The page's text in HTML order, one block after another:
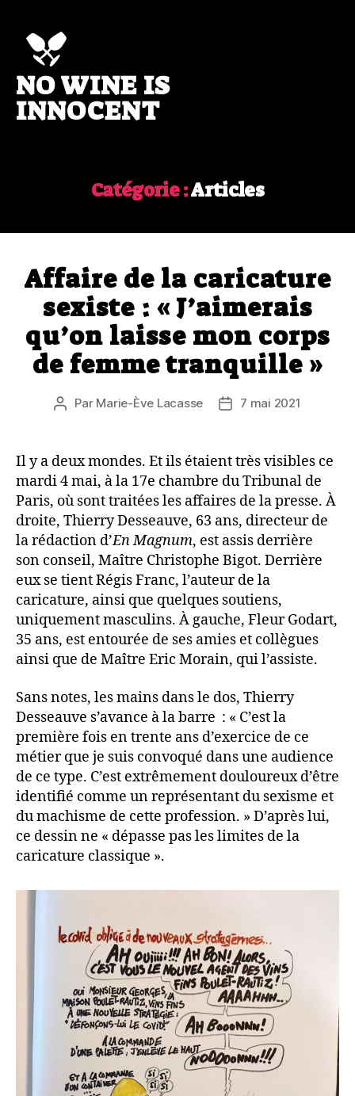
No
wine
is
NO WINE IS
INNOCENT
Catégorie :Articles
Affaire de la caricature
sexiste : « J’aimerais
qu’on laisse mon corps
de femme tranquille »
Auteur
Par Marie-Ève Lacasse
Date7 mai 2021
Il y a deux mondes. Et ils étaient très visibles ce
mardi 4 mai, à la 17e chambre du Tribunal de
Paris, où sont traitées les affaires de la presse. À
droite, Thierry Desseauve, 63 ans, directeur de
la rédaction d’En Magnum, est assis derrière
son conseil, Maître Christophe Bigot. Derrière
eux se tient Régis Franc, l’auteur de la
caricature, ainsi que quelques soutiens,
uniquement masculins. À gauche, Fleur Godart,
35 ans, est entourée de ses amies et collègues
ainsi que de Maître Eric Morain, qui l’assiste.
Sans notes, les mains dans le dos, Thierry
Desseauve s’avance à la barre : « C’est la
première fois en trente ans d’exercice de ce
métier que je suis convoqué dans une audience
de ce type. C’est extrêmement douloureux d’être
identifié comme un représentant du sexisme et
du machisme de cette profession. » D’après lui,
ce dessin ne « dépasse pas les limites de la
caricature classique ».